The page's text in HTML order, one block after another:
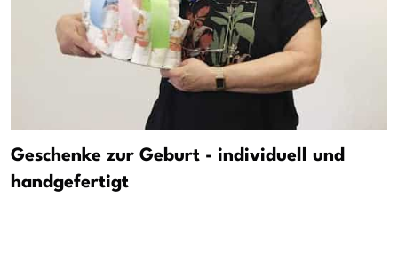
Geschenke zur Geburt - individuell und
handgefertigt